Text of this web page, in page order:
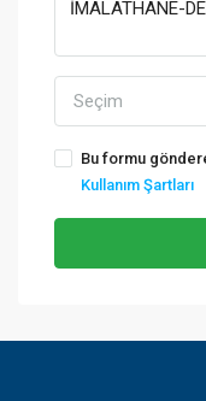
Seçim
Bu formu
Kullanım Şartları